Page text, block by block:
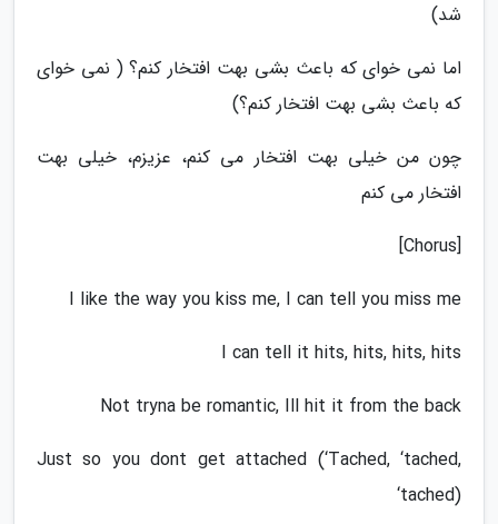
شد)
اما نمی خوای که باعث بشی بهت افتخار کنم؟ ( نمی خوای
که باعث بشی بهت افتخار کنم؟)
چون من خیلی بهت افتخار می کنم، عزیزم، خیلی بهت
افتخار می کنم
[Chorus]
I like the way you kiss me, I can tell you miss me
I can tell it hits, hits, hits, hits
Not tryna be romantic, Ill hit it from the back
Just so you dont get attached (‘Tached, ‘tached,
‘tached)